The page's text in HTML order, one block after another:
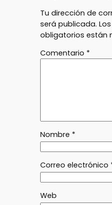
Tu dirección de
será publicada.
obligatorios están
Comentario *
Nombre *
Correo electrónico
Web